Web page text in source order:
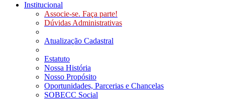
Institucional
Associe-se. Faça parte!
Dúvidas Administrativas
Atualização Cadastral
Estatuto
Nossa História
Nosso Propósito
Oportunidades, Parcerias e Chancelas
SOBECC Social